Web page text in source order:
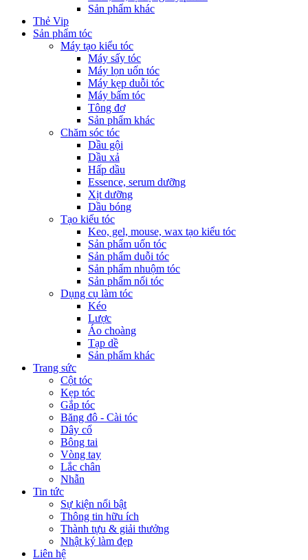
Sản phẩm khác
Thẻ Vip
Sản phẩm tóc
Máy tạo kiểu tóc
Máy sấy tóc
Máy lọn uốn tóc
Máy kẹp duỗi tóc
Máy bấm tóc
Tông đơ
Sản phẩm khác
Chăm sóc tóc
Dầu gội
Dầu xả
Hấp dầu
Essence, serum dưỡng
Xịt dưỡng
Dầu bóng
Tạo kiểu tóc
Keo, gel, mouse, wax tạo kiểu tóc
Sản phẩm uốn tóc
Sản phẩm duỗi tóc
Sản phẩm nhuộm tóc
Sản phẩm nối tóc
Dụng cụ làm tóc
Kéo
Lược
Áo choàng
Tạp dề
Sản phẩm khác
Trang sức
Cột tóc
Kẹp tóc
Gắp tóc
Băng đô - Cài tóc
Dây cổ
Bông tai
Vòng tay
Lắc chân
Nhẫn
Tin tức
Sự kiện nổi bật
Thông tin hữu ích
Thành tựu & giải thưởng
Nhật ký làm đẹp
Liên hệ